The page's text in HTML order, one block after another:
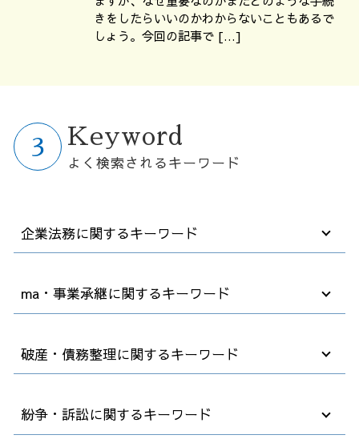
きをしたらいいのかわからないこともあるで
しょう。今回の記事で […]
Keyword
よく検索されるキーワード
企業法務に関するキーワード
就業規則 変更
ハラスメント 弊害
労働条件 明示ルール
契約書 訂正
企業法務 戦略法務
ma・事業承継に関するキーワード
m&a 法律
m&a 会社法
合併 m&a
破産・債務整理に関するキーワード
任意整理 クレジットカード
紛争・訴訟に関するキーワード